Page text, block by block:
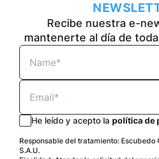
Recibe nuestra e-
mantenerte al día de
He leído y acepto la política de
Responsable del tratamiento: Escubedo
S.A.U.